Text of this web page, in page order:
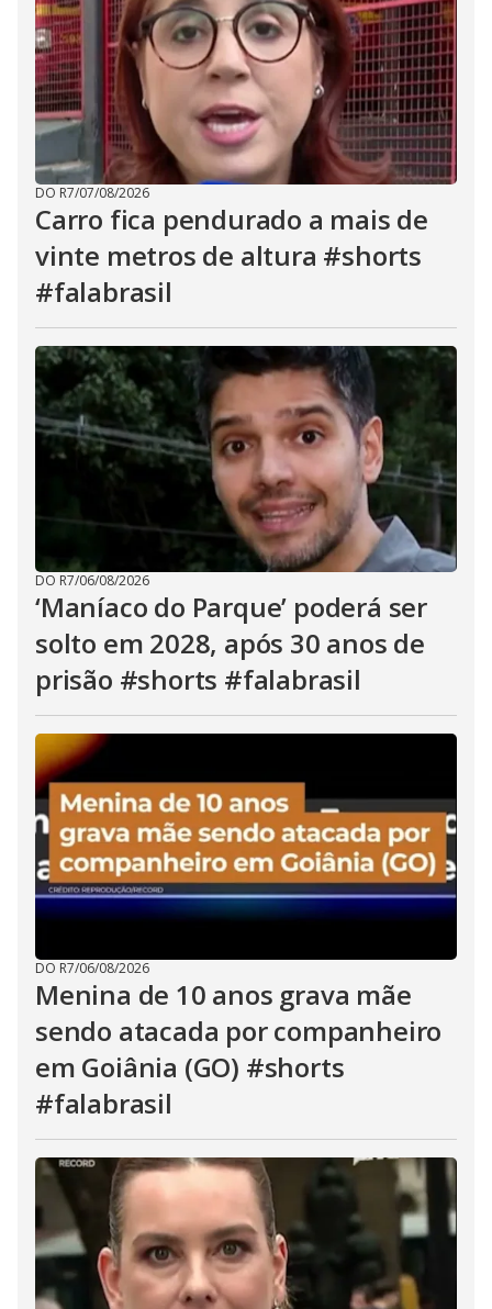
DO R7/07/08/2026
Carro fica pendurado a mais de
vinte metros de altura #shorts
#falabrasil
DO R7/06/08/2026
‘Maníaco do Parque’ poderá ser
solto em 2028, após 30 anos de
prisão #shorts #falabrasil
DO R7/06/08/2026
Menina de 10 anos grava mãe
sendo atacada por companheiro
em Goiânia (GO) #shorts
#falabrasil